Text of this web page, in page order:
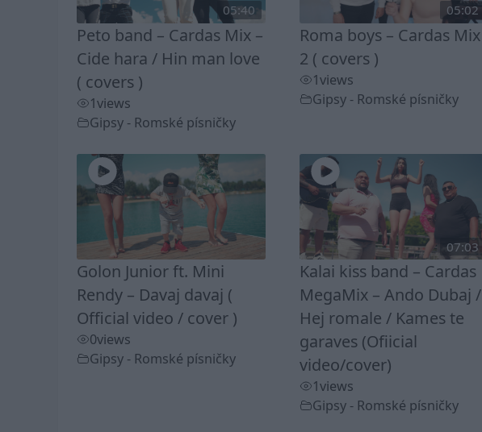
05:40
Peto band – Cardas Mix –
Cide hara / Hin man love
( covers )
1views
Gipsy - Romské písničky
05:02
Roma boys – Cardas Mix
2 ( covers )
1views
Gipsy - Romské písničky
Golon Junior ft. Mini
Rendy – Davaj davaj (
Official video / cover )
0views
Gipsy - Romské písničky
07:03
Kalai kiss band – Cardas
MegaMix – Ando Dubaj /
Hej romale / Kames te
garaves (Ofiicial
video/cover)
1views
Gipsy - Romské písničky